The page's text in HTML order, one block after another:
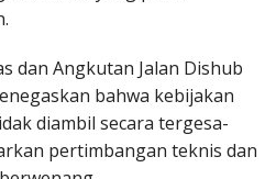
dan Angkutan Jalan Dishub
bahwa kebijakan
diambil secara tergesa-
pertimbangan teknis dan